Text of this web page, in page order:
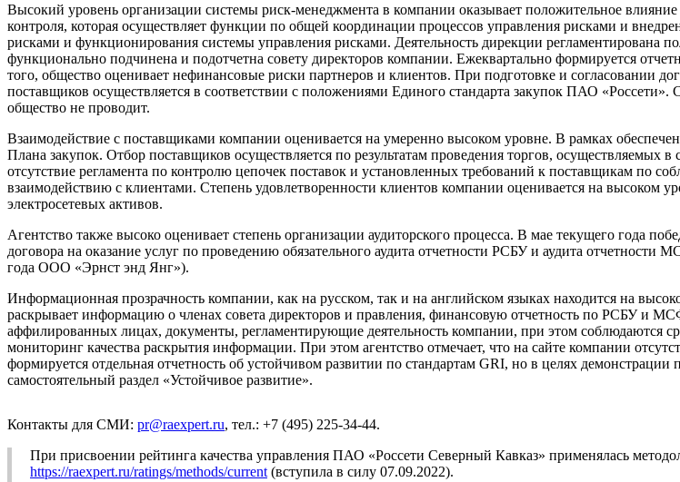
Высокий уровень организации системы риск-менеджмента в компании оказывает положительное
контроля, которая осуществляет функции по общей координации процессов управления рисками и
рисками и функционирования системы управления рисками. Деятельность дирекции регламентирована
функционально подчинена и подотчетна совету директоров компании. Ежеквартально формируется
того, общество оценивает нефинансовые риски партнеров и клиентов. При подготовке и согласовании
поставщиков осуществляется в соответствии с положениями Единого стандарта закупок ПАО
общество не проводит.
Взаимодействие с поставщиками компании оценивается на умеренно высоком уровне. В рамках
Плана закупок. Отбор поставщиков осуществляется по результатам проведения торгов,
отсутствие регламента по контролю цепочек поставок и установленных требований к поставщикам по
взаимодействию с клиентами. Степень удовлетворенности клиентов компании оценивается на высоком
электросетевых активов.
Агентство также высоко оценивает степень организации аудиторского процесса. В мае текущего года
договора на оказание услуг по проведению обязательного аудита отчетности РСБУ и аудита
года ООО «Эрнст энд Янг»).
Информационная прозрачность компании, как на русском, так и на английском языках находится на
раскрывает информацию о членах совета директоров и правления, финансовую отчетность по РСБУ и
аффилированных лицах, документы, регламентирующие деятельность компании, при этом соблюдаются
мониторинг качества раскрытия информации. При этом агентство отмечает, что на сайте компании
формируется отдельная отчетность об устойчивом развитии по стандартам GRI, но в целях
самостоятельный раздел «Устойчивое развитие».
Контакты для СМИ: pr@raexpert.ru, тел.: +7 (495) 225-34-44.
При присвоении рейтинга качества управления ПАО «Россети Северный Кавказ» применялась
https://raexpert.ru/ratings/methods/current (вступила в силу 07.09.2022).